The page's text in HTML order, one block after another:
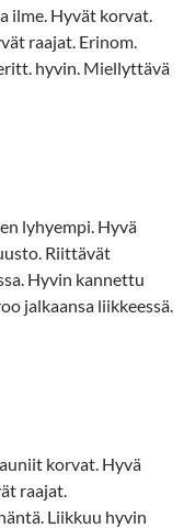
ilme. Hyvät korvat.
raajat. Erinom.
hyvin. Miellyttävä
lyhyempi. Hyvä
Riittävät
Hyvin kannettu
jalkaansa liikkeessä.
korvat. Hyvä
raajat.
Liikkuu hyvin